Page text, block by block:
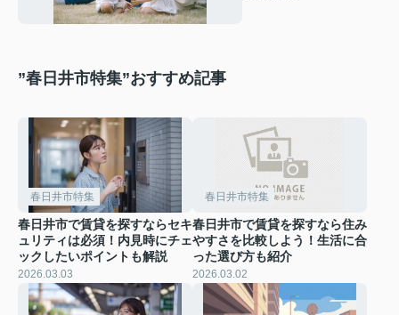
”春日井市特集”おすすめ記事
春日井市特集
春日井市で賃貸を探すならセキ
ュリティは必須！内見時にチェ
ックしたいポイントも解説
2026.03.03
春日井市特集
春日井市で賃貸を探すなら住み
やすさを比較しよう！生活に合
った選び方も紹介
2026.03.02